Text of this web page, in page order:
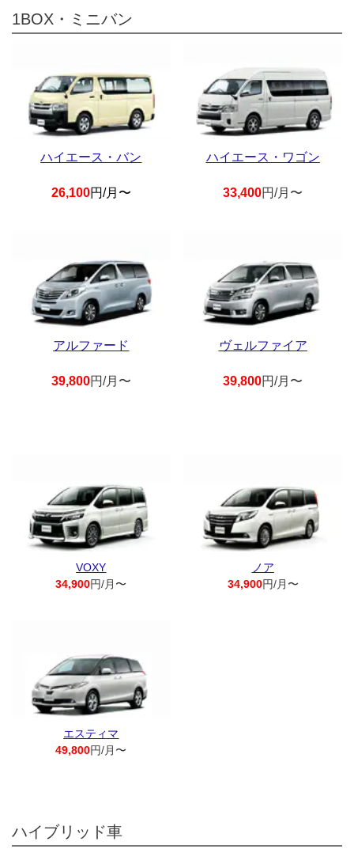
1BOX・ミニバン
ハイエース・バン
26,100円/月〜
ハイエース・ワゴン
33,400円/月〜
アルファード
39,800円/月〜
ヴェルファイア
39,800円/月〜
VOXY
34,900円/月〜
ノア
34,900円/月〜
エスティマ
49,800円/月〜
ハイブリッド車